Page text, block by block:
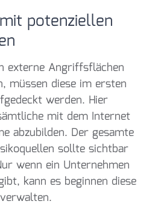
potenziellen
externe Angriffsflächen
müssen diese im ersten
werden. Hier
mit dem Internet
abzubilden. Der gesamte
sollte sichtbar
wenn ein Unternehmen
kann es beginnen diese